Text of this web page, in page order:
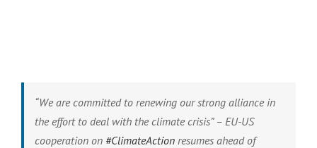
“We are committed to renewing our strong alliance in
the effort to deal with the climate crisis” – EU-US
cooperation on #ClimateAction resumes ahead of